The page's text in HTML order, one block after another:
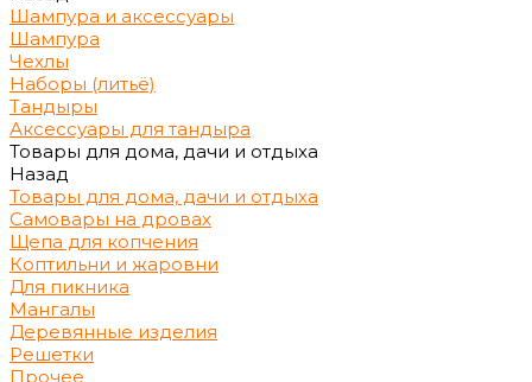
Шампура и аксессуары
Шампура
Чехлы
Наборы (литьё)
Тандыры
Аксессуары для тандыра
Товары для дома, дачи и отдыха
Назад
Товары для дома, дачи и отдыха
Самовары на дровах
Щепа для копчения
Коптильни и жаровни
Для пикника
Мангалы
Деревянные изделия
Решетки
Прочее